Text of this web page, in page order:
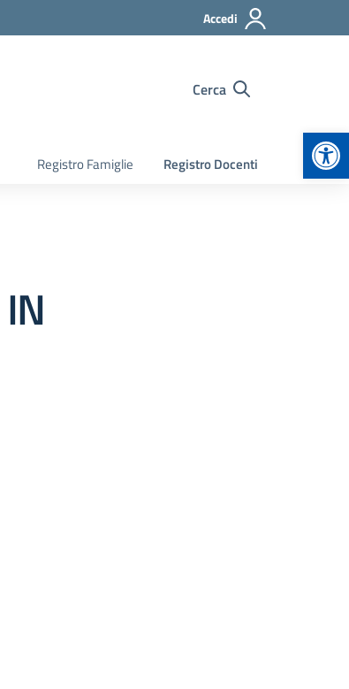
Accedi
Cerca
Registro Famiglie Registro Docenti